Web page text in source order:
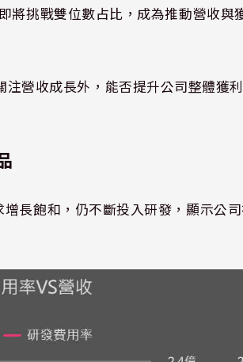
將挑戰雙位數占比，成為推動營收與
營收成長外，能否提升公司整體獲
長飽和，仍不斷投入研發，顯示公